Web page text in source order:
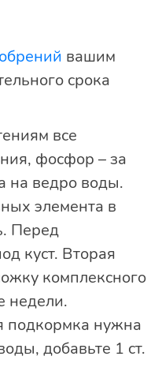
вашим
срока
все
фосфор – за
на ведро воды.
элемента в
Перед
куст. Вторая
комплексного
недели.
подкормка нужна
добавьте 1 ст.